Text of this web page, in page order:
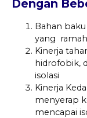
Dengan
Bahan
yang
Kinerja
hidrofobik,
isolasi
Kinerja
menyerap
mencapai